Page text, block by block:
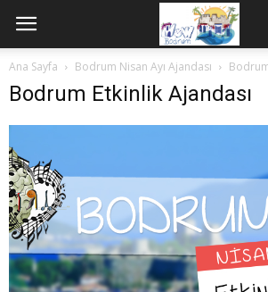
Ana Sayfa Bodrum Nisan Ayı Ajandası
Bodrum Etkinlik Ajandası